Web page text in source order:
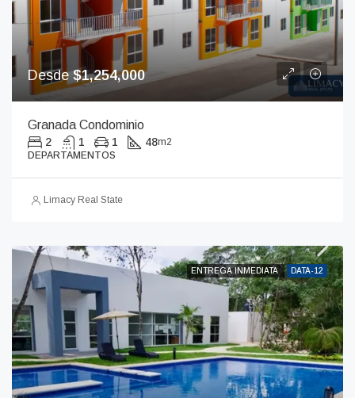
Desde$1,254,000
Granada Condominio
2 1 1 48m2
DEPARTAMENTOS
Limacy Real State
ENTREGA INMEDIATA DATA-12